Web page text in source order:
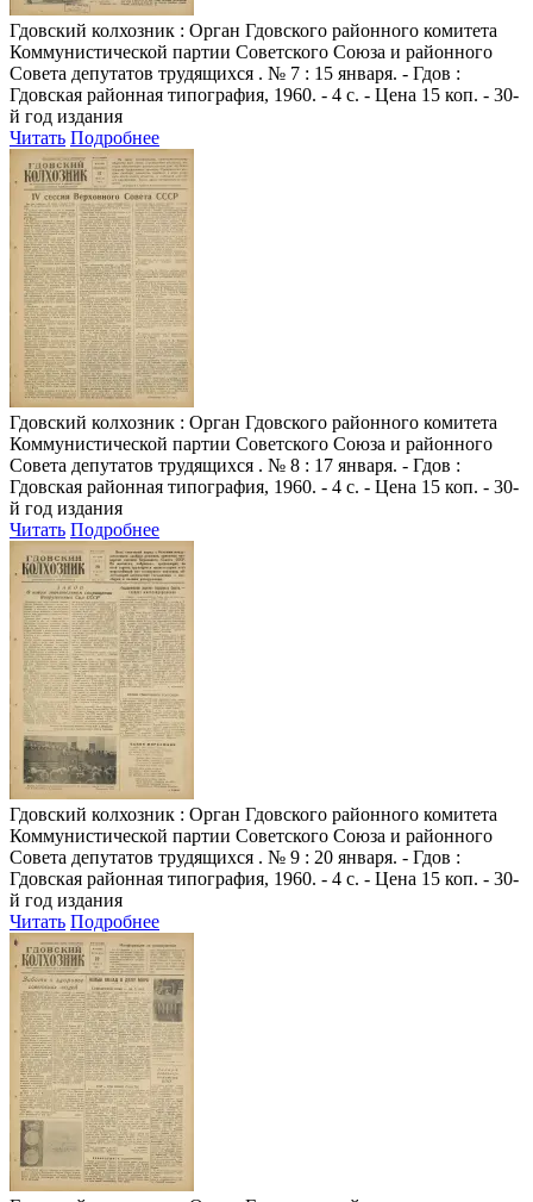
Гдовский колхозник : Орган Гдовского районного комитета
Коммунистической партии Советского Союза и районного
Совета депутатов трудящихся . № 7 : 15 января. - Гдов :
Гдовская районная типография, 1960. - 4 с. - Цена 15 коп. - 30-
й год издания
Читать Подробнее
Гдовский колхозник : Орган Гдовского районного комитета
Коммунистической партии Советского Союза и районного
Совета депутатов трудящихся . № 8 : 17 января. - Гдов :
Гдовская районная типография, 1960. - 4 с. - Цена 15 коп. - 30-
й год издания
Читать Подробнее
Гдовский колхозник : Орган Гдовского районного комитета
Коммунистической партии Советского Союза и районного
Совета депутатов трудящихся . № 9 : 20 января. - Гдов :
Гдовская районная типография, 1960. - 4 с. - Цена 15 коп. - 30-
й год издания
Читать Подробнее